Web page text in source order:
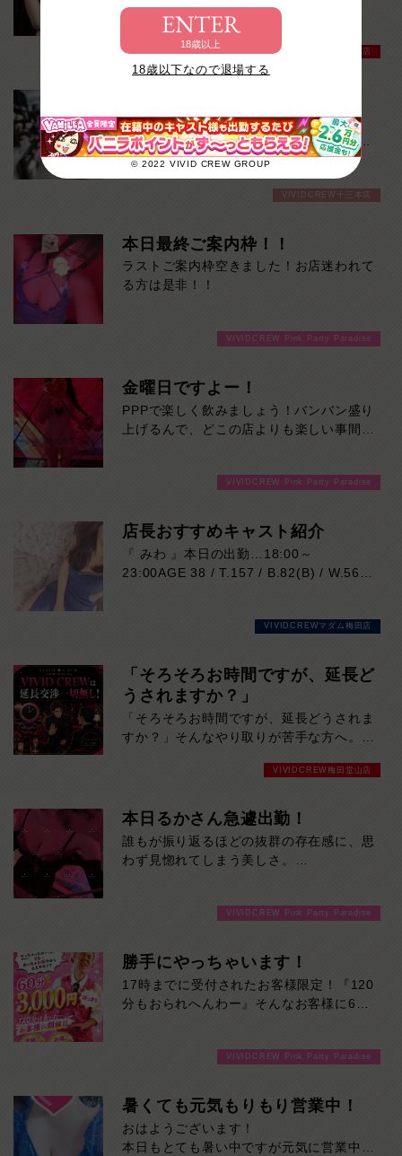
ENTER
18歳以上
18歳以下なので退場する
© 2022 VIVID CREW GROUP
VIVIDCREWへお越しください！暑い夏よ
り熱い時間をおととどけします！
VIVIDCREW梅田堂山店
『 みほ 』AGE 26 / T.160 / B.80(D) /
W.57 / H.84Top of the Top 【みほさん】
の紹介です！
26歳という若さでこんなにも色気があっ
ていいの！？と正直私も聞いてしまいまし
業界完全未経験なので少し恥ずかしがり屋
さんではありますが、そんなところもきっ
と愛おしく思うでしょう
まさに「Top of the Top!!!!」
間を心ゆくまでご堪能ください！本日の出
勤…09:00～18:00
VIVIDCREW十三本店
本日最終ご案内枠！！
ラストご案内枠空きました！お店迷われて
る方は是非！！
VIVIDCREW Pink Party Paradise
金曜日ですよー！
PPPで楽しく飲みましょう！バンバン盛り
上げるんで、どこの店よりも楽しい事間違
VIVIDCREW Pink Party Paradise
店長おすすめキャスト紹介
『 みわ 』本日の出勤…18:00～
23:00AGE 38 / T.157 / B.82(B) / W.56 /
性。凛とした美しさがありながら、実際は
地よさも兼ね備えています。細やかな気配
りや穏やかな雰囲気はまさに癒しそのも
の。お仕事は未経験だからこその初々しさ
も、今しか味わえない特別な魅力です。会
話の引き出しも豊富。飾らない笑顔と包み
込むような優しさに、気づけば心を奪われ
ること間違いなし。大人の余裕と親しみや
ただきたい注目の女性です。
VIVIDCREWマダム梅田店
「そろそろお時間ですが、延長ど
うされますか？」
「そろそろお時間ですが、延長どうされま
すか？」そんなやり取りが苦手な方へ。
交渉は一切ありません。「断りづらい…」
「気づいたら予算オーバーしていた…」そ
んな心配をせず、決めた時間・予算の中で
気楽に楽しめます。余計な駆け引きはな
し。
延長を断る気まずさゼロ。
初めての方にも、安心して遊んでいただけ
ら最後まで気楽に楽しめる。
VIVIDCREW梅田堂山店
本日るかさん急遽出勤！
誰もが振り返るほどの抜群の存在感に、思
わず見惚れてしまう美しさ。
♪初めて会った方でも自然と距離を縮めて
違いなし！当店自慢のS級看板娘です！ぜ
ひ一度、るかさんの魅力を直接体験してみ
てください♪
VIVIDCREW Pink Party Paradise
勝手にやっちゃいます！
17時までに受付されたお客様限定！『120
分もおられへんわー』そんなお客様に60
めるチャンス！たっぷり楽しみたい方は
分！その日の予定に合わせてお選びくださ
い！ご来店お待ちしております！
VIVIDCREW Pink Party Paradise
暑くても元気もりもり営業中！
おはようございます！
本日もとても暑い中ですが元気に営業中で